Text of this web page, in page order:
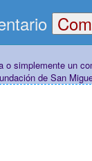
o simplemente un
de San